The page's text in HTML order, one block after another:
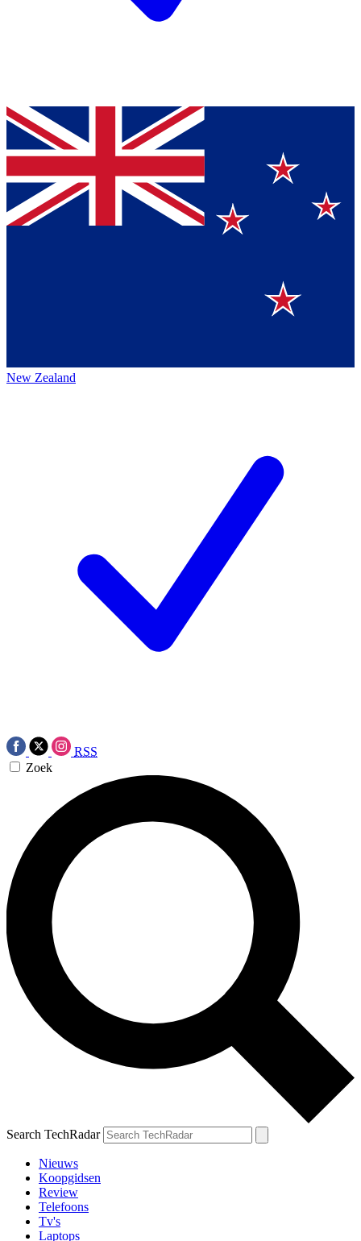
New Zealand
RSS
Zoek
Search TechRadar
Nieuws
Koopgidsen
Review
Telefoons
Tv's
Laptops